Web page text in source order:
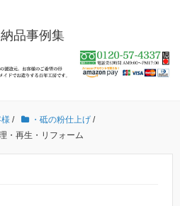
品事例集
/ ・砥の粉仕上げ /
再生・リフォーム